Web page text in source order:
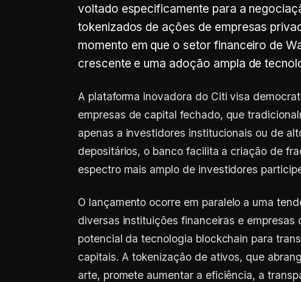
voltado especificamente para a
tokenizados de ações de empresas
momento em que o setor financeiro de
crescente e uma adoção ampla de
A plataforma inovadora do Citi visa
empresas de capital fechado, que
apenas a investidores institucionais ou de
depositários, o banco facilita a criação de
espectro mais amplo de investidores
O lançamento ocorre em paralelo a uma
diversas instituições financeiras e
potencial da tecnologia blockchain para
capitais. A tokenização de ativos, que
arte, promete aumentar a eficiência, a